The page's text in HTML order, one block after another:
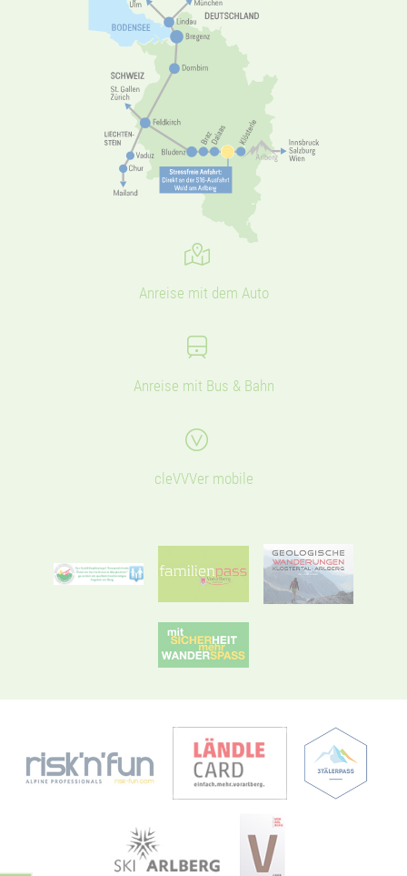
Ein starkes Stück
Natur
Anreise mit dem Auto
Anreise mit Bus & Bahn
cleVVVer mobile